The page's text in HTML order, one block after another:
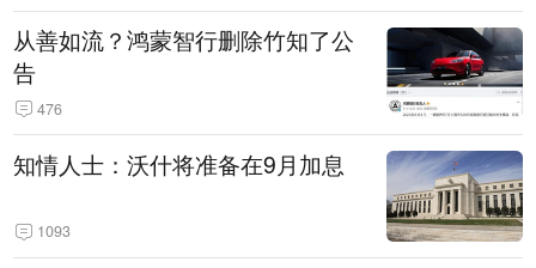
从善如流？鸿蒙智行删除竹知了公
告
476
知情人士：沃什将准备在9月加息
1093